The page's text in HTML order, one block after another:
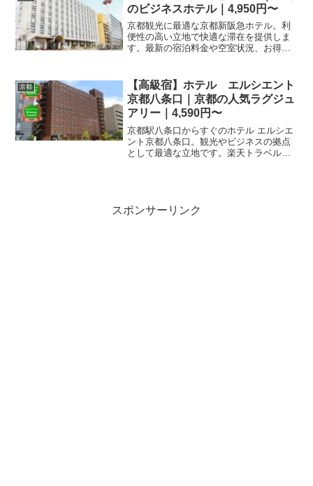
のビジネスホテル｜4,950円〜
京都観光に最適な京都新阪急ホテル。利
便性の高い立地で快適な滞在を提供しま
す。最新の宿泊料金や空室状況、お得な
京都
【高級宿】ホテル エルシエント
京都八条口｜京都の人気ラグジュ
アリー｜4,590円〜
京都駅八条口からすぐのホテル エルシエ
ント京都八条口。観光やビジネスの拠点
として最適な立地です。楽天トラベルな
スポンサーリンク